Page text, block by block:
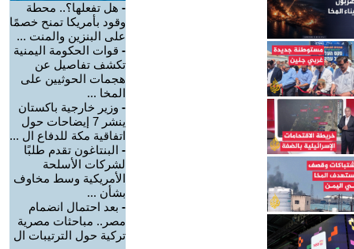
- هل تفعلها؟.. محطة
وقود بأمريكا تمنح خصمًا
على البنزين والمنت ...
- قوات الحكومة اليمنية
تكشف تفاصيل عن
هجمات الحوثيين على
المخا ...
- وزير خارجية باكستان
ينشر 7 إيضاحات حول
اتفاقية مكة للدفاع ال ...
- البنتاغون تقدم طلبًا
لشركات الأسلحة
الأمريكية وسط مخاوف
بشأن ...
- بعد احتمال انضمام
مصر.. مباحثات مصرية
تركية حول الترتيبات ال